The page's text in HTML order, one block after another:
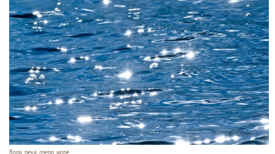
Вода, река, озеро, море.